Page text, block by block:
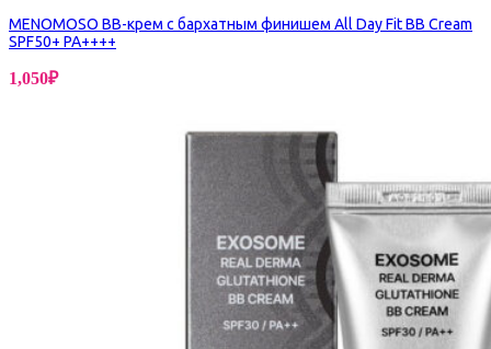
MENOMOSO BB-крем с бархатным финишем All Day Fit BB Cream
SPF50+ PA++++
1,050₽